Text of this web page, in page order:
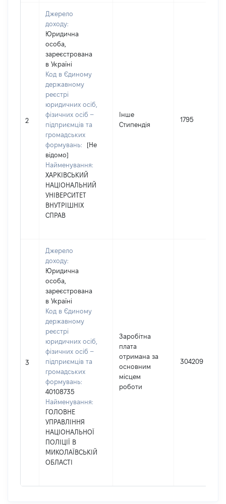
2
Джерело
доходу:
Юридична
особа,
зареєстрована
в Україні
Код в Єдиному
державному
реєстрі
юридичних осіб,
фізичних осіб –
підприємців та
громадських
формувань:
[Не
відомо]
Найменування:
ХАРКІВСЬКИЙ
НАЦІОНАЛЬНИЙ
УНІВЕРСИТЕТ
ВНУТРІШНІХ
СПРАВ
Інше
Стипендія
1795
3
Джерело
доходу:
Юридична
особа,
зареєстрована
в Україні
Код в Єдиному
державному
реєстрі
юридичних осіб,
фізичних осіб –
підприємців та
громадських
формувань:
40108735
Найменування:
ГОЛОВНЕ
УПРАВЛІННЯ
НАЦІОНАЛЬНОЇ
ПОЛІЦІЇ В
МИКОЛАЇВСЬКІЙ
ОБЛАСТІ
Заробітна
плата
отримана за
основним
місцем
роботи
304209